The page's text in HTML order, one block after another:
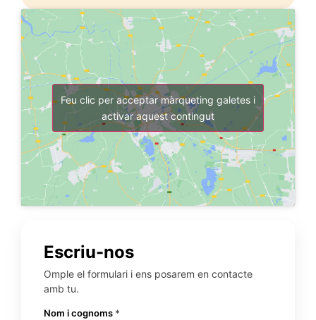
Feu clic per acceptar màrqueting galetes i
activar aquest contingut
Escriu-nos
Omple el formulari i ens posarem en contacte
amb tu.
Nom i cognoms *